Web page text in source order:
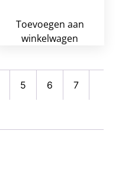
Toevoegen aan
winkelwagen
5 6 7